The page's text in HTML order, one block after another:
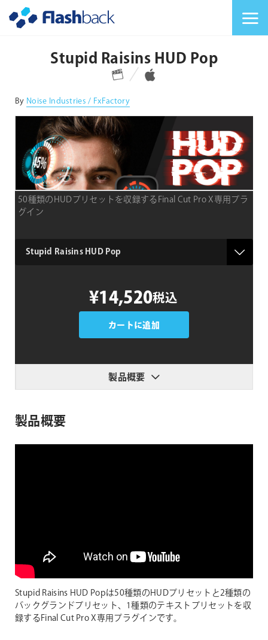
Stupid Raisins HUD Pop
対応プラットフォーム 対応OS
By Noise Industries / FxFactory
50種類のHUDプリセットを収録するFinal Cut Pro X専用プラ
グイン
type
¥14,520税込
カートに追加
製品概要
製品概要
Stupid Raisins HUD Popは50種類のHUDプリセットと2種類の
バックグランドプリセット、1種類のテキストプリセットを収
録するFinal Cut Pro X専用プラグインです。